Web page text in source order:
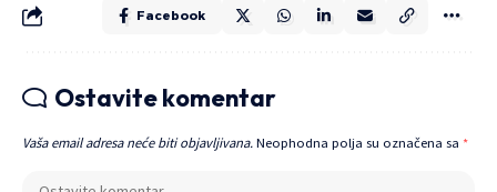
Facebook
Ostavite komentar
Vaša email adresa neće biti objavljivana. Neophodna polja su označena sa *